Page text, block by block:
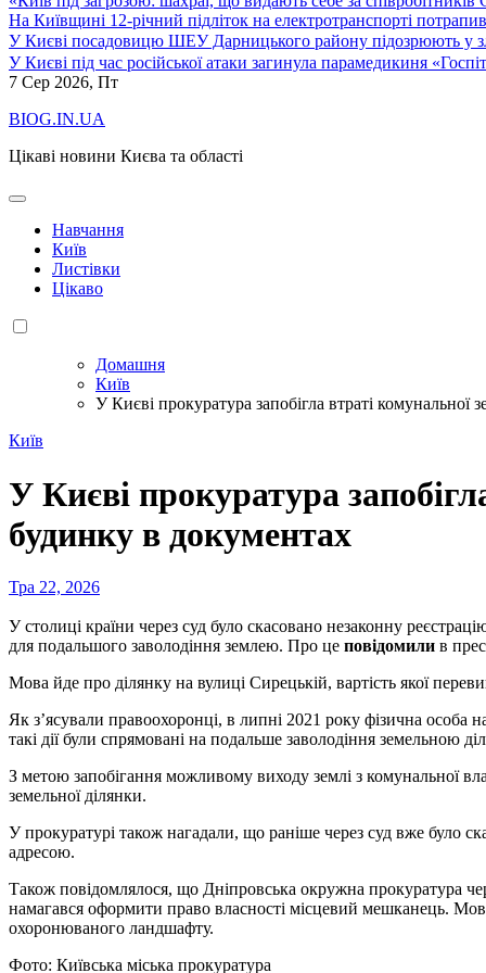
На Київщині 12-річний підліток на електротранспорті
У Києві посадовицю ШЕУ Дарницького району підозрюють у
У Києві під час російської атаки загинула парамедикиня
7 Сер 2026, Пт
BIOG.IN.UA
Цікаві новини Києва та області
Навчання
Київ
Листівки
Цікаво
Домашня
Київ
У Києві прокуратура запобігла втраті
Київ
У Києві прокуратура
будинку в документах
Тра 22, 2026
У столиці країни через суд було скасовано незаконну
для подальшого заволодіння землею. Про це повідомили в
Мова йде про ділянку на вулиці Сирецькій, вартість якої
Як з’ясували правоохоронці, в липні 2021 року фізична особа
такі дії були спрямовані на подальше заволодіння земельною
З метою запобігання можливому виходу землі з комунальної
земельної ділянки.
У прокуратурі також нагадали, що раніше через суд вже було
адресою.
Також повідомлялося, що Дніпровська окружна прокуратура
намагався оформити право власності місцевий мешканець.
охоронюваного ландшафту.
Фото: Київська міська прокуратура